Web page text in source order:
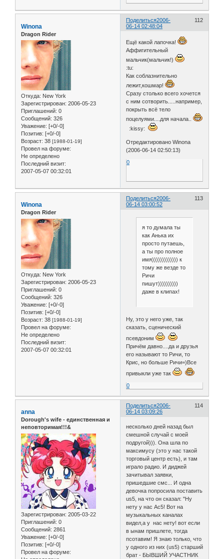
Поделиться 112
2006-
06-14 02:48:04
Winona
Dragon Rider
Откуда: New York
Зарегистрирован: 2006-05-23
Приглашений: 0
Сообщений: 326
Уважение: [+0/-0]
Позитив: [+0/-0]
Возраст: 38 [1988-01-19]
Провел на форуме:
Не определено
Последний визит:
2007-05-07 00:32:01
Ещё какой лапочка!
Аффигительный
мальчик(мальчик!)
:tu:
Как соблазнительно
лежит,кошмар!
Сразу столько всего хочется
с ним сотворить.....например,
покрыть всё тело
поцелуями....для начала..
:kissy:
Отредактировано Winona
(2006-06-14 02:50:13)
0
Поделиться 113
2006-
06-14 03:00:52
Winona
Dragon Rider
Откуда: New York
Зарегистрирован: 2006-05-23
Приглашений: 0
Сообщений: 326
Уважение: [+0/-0]
Позитив: [+0/-0]
Возраст: 38 [1988-01-19]
Провел на форуме:
Не определено
Последний визит:
2007-05-07 00:32:01
я то думала ты
как Анька их
просто путаешь,
а ты про полное
имя))))))))))))) к
тому же везде то
Ричи
пишут))))))))))
даже в клипах!
Ну, это у него уже, так
сказать, сценический
псевдоним
Причём давно....да и друзья
его называют то Ричи, то
Крис, но больше Ричи=)Все
привыкли уже так
0
Поделиться 114
2006-
06-14 03:09:26
anna
Dorough's wife - единственная и
неповторимая!!!&
Зарегистрирован: 2005-03-22
Приглашений: 0
Сообщений: 2861
Уважение: [+0/-0]
Позитив: [+0/-0]
Провел на форуме:
несколько дней назад был
смешной случай с моей
подругой))). Она шла по
максимусу (это у нас такой
торговый центр есть), и там
играло радио. И диджей
зачитывал заявки,
пришедшие смс... И одна
девочка попросила поставить
us5, на что он сказал: "Ну
нету у нас Ас5! Вот на
музыкальных каналах
видел,а у нас нету! вот если
в ынам пришлете, тогда
псотавим! Я знаю только, что
у одного из них (us5) старший
брат - БЫВШИЙ УЧАСТНИК